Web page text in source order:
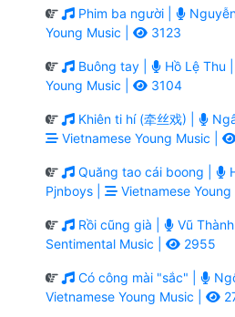
Phim ba người |
Young Music |
3123
Buông tay | Hồ Lệ Thu |
Young Music |
3104
Khiên ti hí (牵丝戏) |
Vietnamese Young Music |
Quăng tao cái boong |
Pjnboys |
Vietnamese Young
Rồi cũng già | Vũ Thành
Sentimental Music |
2955
Có công mài "sắc" |
Vietnamese Young Music |